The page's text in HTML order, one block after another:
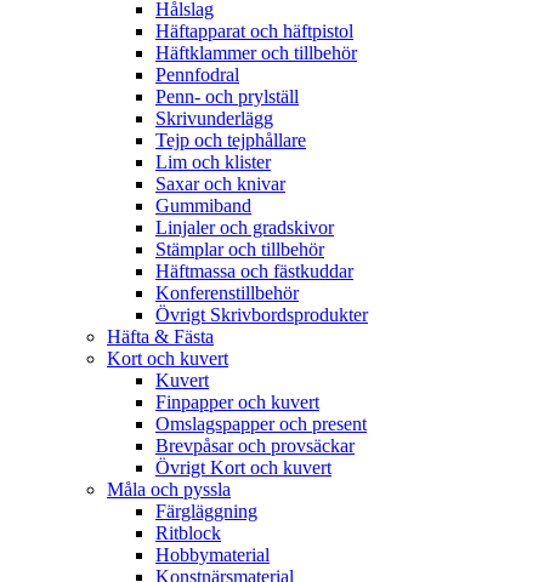
Hålslag
Häftapparat och häftpistol
Häftklammer och tillbehör
Pennfodral
Penn- och prylställ
Skrivunderlägg
Tejp och tejphållare
Lim och klister
Saxar och knivar
Gummiband
Linjaler och gradskivor
Stämplar och tillbehör
Häftmassa och fästkuddar
Konferenstillbehör
Övrigt Skrivbordsprodukter
Häfta & Fästa
Kort och kuvert
Kuvert
Finpapper och kuvert
Omslagspapper och present
Brevpåsar och provsäckar
Övrigt Kort och kuvert
Måla och pyssla
Färgläggning
Ritblock
Hobbymaterial
Konstnärsmaterial